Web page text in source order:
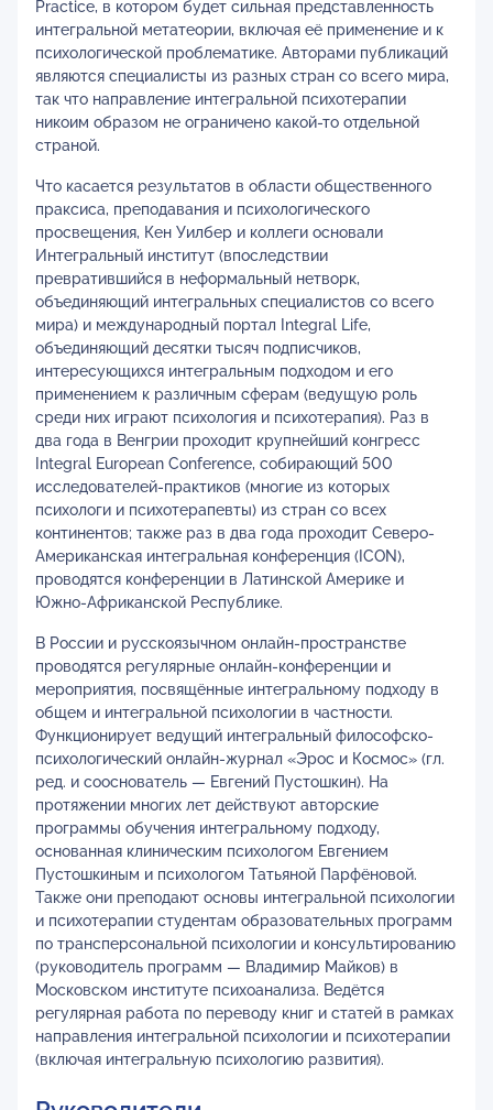
Practice, в котором будет сильная представленность
интегральной метатеории, включая её применение и к
психологической проблематике. Авторами публикаций
являются специалисты из разных стран со всего мира,
так что направление интегральной психотерапии
никоим образом не ограничено какой-то отдельной
страной.
Что касается результатов в области общественного
праксиса, преподавания и психологического
просвещения, Кен Уилбер и коллеги основали
Интегральный институт (впоследствии
превратившийся в неформальный нетворк,
объединяющий интегральных специалистов со всего
мира) и международный портал Integral Life,
объединяющий десятки тысяч подписчиков,
интересующихся интегральным подходом и его
применением к различным сферам (ведущую роль
среди них играют психология и психотерапия). Раз в
два года в Венгрии проходит крупнейший конгресс
Integral European Conference, собирающий 500
исследователей-практиков (многие из которых
психологи и психотерапевты) из стран со всех
континентов; также раз в два года проходит Северо-
Американская интегральная конференция (ICON),
проводятся конференции в Латинской Америке и
Южно-Африканской Республике.
В России и русскоязычном онлайн-пространстве
проводятся регулярные онлайн-конференции и
мероприятия, посвящённые интегральному подходу в
общем и интегральной психологии в частности.
Функционирует ведущий интегральный философско-
психологический онлайн-журнал «Эрос и Космос» (гл.
ред. и сооснователь — Евгений Пустошкин). На
протяжении многих лет действуют авторские
программы обучения интегральному подходу,
основанная клиническим психологом Евгением
Пустошкиным и психологом Татьяной Парфёновой.
Также они преподают основы интегральной психологии
и психотерапии студентам образовательных программ
по трансперсональной психологии и консультированию
(руководитель программ — Владимир Майков) в
Московском институте психоанализа. Ведётся
регулярная работа по переводу книг и статей в рамках
направления интегральной психологии и психотерапии
(включая интегральную психологию развития).